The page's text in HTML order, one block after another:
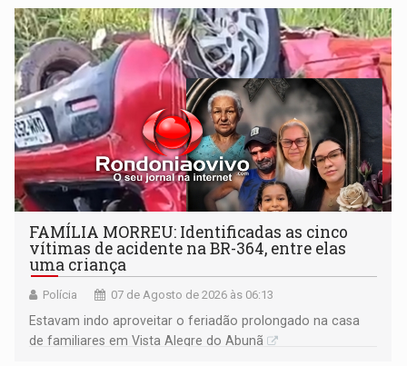
FAMÍLIA MORREU: Identificadas as cinco
vítimas de acidente na BR-364, entre elas
uma criança
Polícia 07 de Agosto de 2026 às 06:13
Estavam indo aproveitar o feriadão prolongado na casa
de familiares em Vista Alegre do Abunã